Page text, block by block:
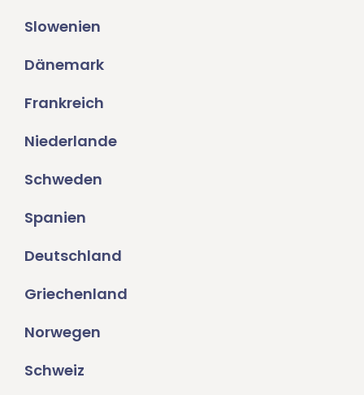
Slowenien
Dänemark
Frankreich
Niederlande
Schweden
Spanien
Deutschland
Griechenland
Norwegen
Schweiz